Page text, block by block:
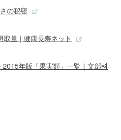
の秘密
量 | 健康長寿ネット
年版「果実類」一覧｜文部科